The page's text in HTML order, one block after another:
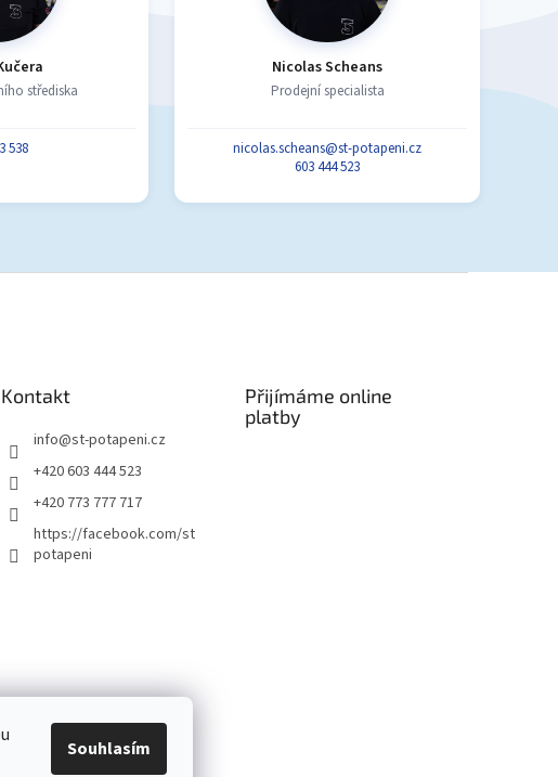
Souhlasím
střediska
538
Nicolas Scheans
Prodejní specialista
nicolas.scheans@st-potapeni.cz
603 444 523
Kontakt
info@st-potapeni.cz
+420 603 444 523
+420 773 777 717
https://facebook.com/st
potapeni
Přijímáme online
platby